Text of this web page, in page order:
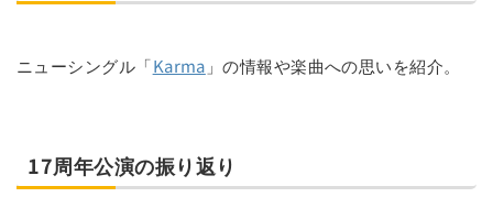
ニューシングル「Karma 」の情報や楽曲への思いを紹介。
17周年公演の振り返り